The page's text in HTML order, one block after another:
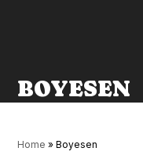
BOYESEN
Home »Boyesen